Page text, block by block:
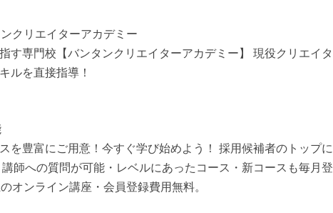
クリエイターアカデミー
す専門校【バンタンクリエイターアカデミー】 現役クリエイタ
ルを直接指導！
を豊富にご用意！今すぐ学び始めよう！ 採用候補者のトップに
師への質問が可能・レベルにあったコース・新コースも毎月登
オンライン講座・会員登録費用無料。